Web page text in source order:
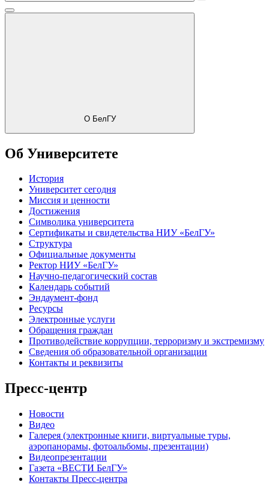
О БелГУ
Об Университете
История
Университет сегодня
Миссия и ценности
Достижения
Символика университета
Сертификаты и свидетельства НИУ «БелГУ»
Структура
Официальные документы
Ректор НИУ «БелГУ»
Научно-педагогический состав
Календарь событий
Эндаумент-фонд
Ресурсы
Электронные услуги
Обращения граждан
Противодействие коррупции, терроризму и экстремизму
Сведения об образовательной организации
Контакты и реквизиты
Пресс-центр
Новости
Видео
Галерея (электронные книги, виртуальные туры,
аэропанорамы, фотоальбомы, презентации)
Видеопрезентации
Газета «ВЕСТИ БелГУ»
Контакты Пресс-центра